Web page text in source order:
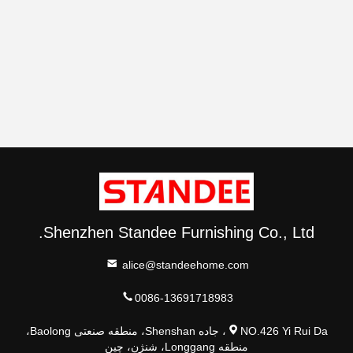
Shenzhen Standee Furnishing Co., Ltd.
alice@standeehome.com
0086-13691718983
NO.426 Yi Rui Da، جاده Shenshan، منطقه صنعتی Baolong،
منطقه Longgang، شنژن، چین